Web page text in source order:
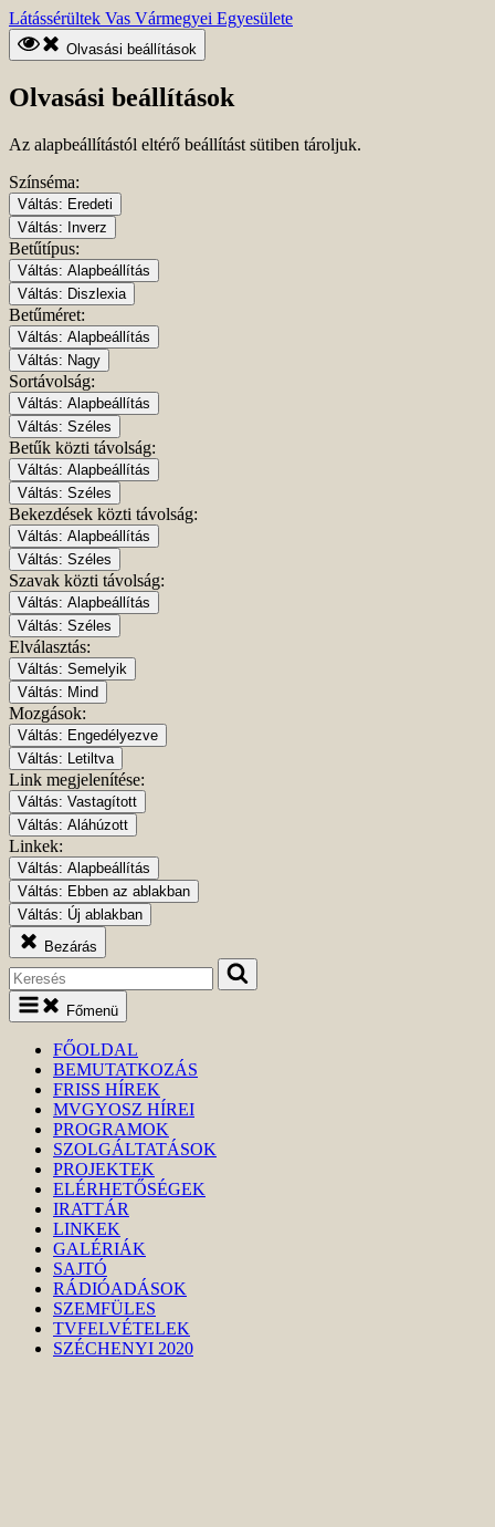
Ugrás
a
fő
tartalomhoz
Kezdőlapra
ugrás
Látássérültek Vas Vármegyei Egyesülete
Olvasási beállítások
Olvasási beállítások
Az alapbeállítástól eltérő beállítást sütiben tároljuk.
Színséma:
Váltás: Eredeti
Váltás: Inverz
Betűtípus:
Váltás: Alapbeállítás
Váltás: Diszlexia
Betűméret:
Váltás: Alapbeállítás
Váltás: Nagy
Sortávolság:
Váltás: Alapbeállítás
Váltás: Széles
Betűk közti távolság:
Váltás: Alapbeállítás
Váltás: Széles
Bekezdések közti távolság:
Váltás: Alapbeállítás
Váltás: Széles
Szavak közti távolság:
Váltás: Alapbeállítás
Váltás: Széles
Elválasztás:
Váltás: Semelyik
Váltás: Mind
Mozgások:
Váltás: Engedélyezve
Váltás:
Letiltva
Link megjelenítése:
Váltás: Vastagított
Váltás: Aláhúzott
Linkek:
Váltás: Alapbeállítás
Váltás: Ebben az ablakban
Váltás: Új ablakban
Bezárás
Keresés
Főmenü
FŐOLDAL
BEMUTATKOZÁS
FRISS HÍREK
MVGYOSZ HÍREI
PROGRAMOK
SZOLGÁLTATÁSOK
PROJEKTEK
ELÉRHETŐSÉGEK
IRATTÁR
LINKEK
GALÉRIÁK
SAJTÓ
RÁDIÓADÁSOK
SZEMFÜLES
TVFELVÉTELEK
SZÉCHENYI 2020